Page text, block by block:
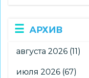
АРХИВ
августа 2026 (11)
июля 2026 (67)